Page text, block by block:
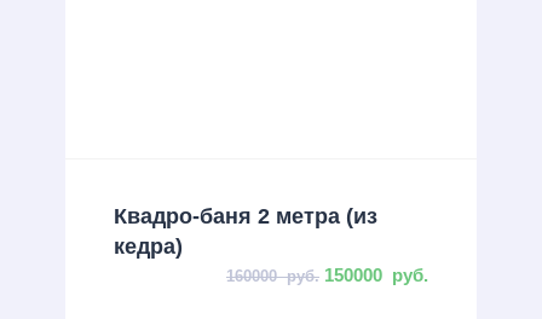
Квадро-баня 2 метра (из
кедра)
160000руб. 150000 руб.